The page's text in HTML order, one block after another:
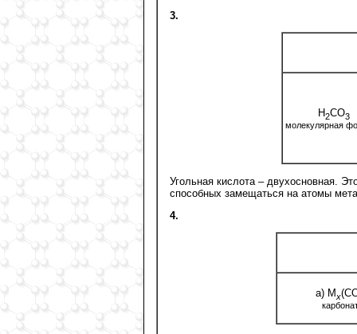
3.
Н2СО3
молекулярная
Угольная кислота – двухосновная.
способных замещаться на атомы
4.
а) Мх